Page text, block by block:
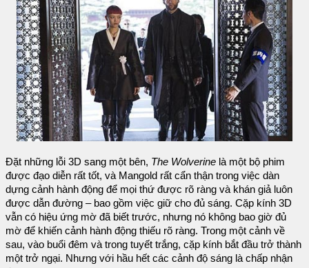
Đặt những lỗi 3D sang một bên, The Wolverine là một bộ phim
được đạo diễn rất tốt, và Mangold rất cẩn thận trong việc dàn
dựng cảnh hành động để mọi thứ được rõ ràng và khán giả luôn
được dẫn đường – bao gồm việc giữ cho đủ sáng. Cặp kính 3D
vẫn có hiệu ứng mờ đã biết trước, nhưng nó không bao giờ đủ
mờ để khiến cảnh hành động thiếu rõ ràng. Trong một cảnh về
sau, vào buổi đêm và trong tuyết trắng, cặp kính bắt đầu trở thành
một trở ngại. Nhưng với hầu hết các cảnh độ sáng là chấp nhận